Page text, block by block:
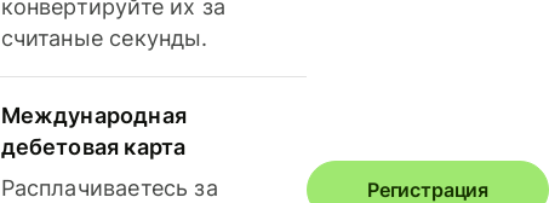
конвертируйте их за
считаные секунды.
Международная
дебетовая карта
Расплачиваетесь за
Регистрация